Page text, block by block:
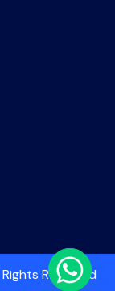
Reserved